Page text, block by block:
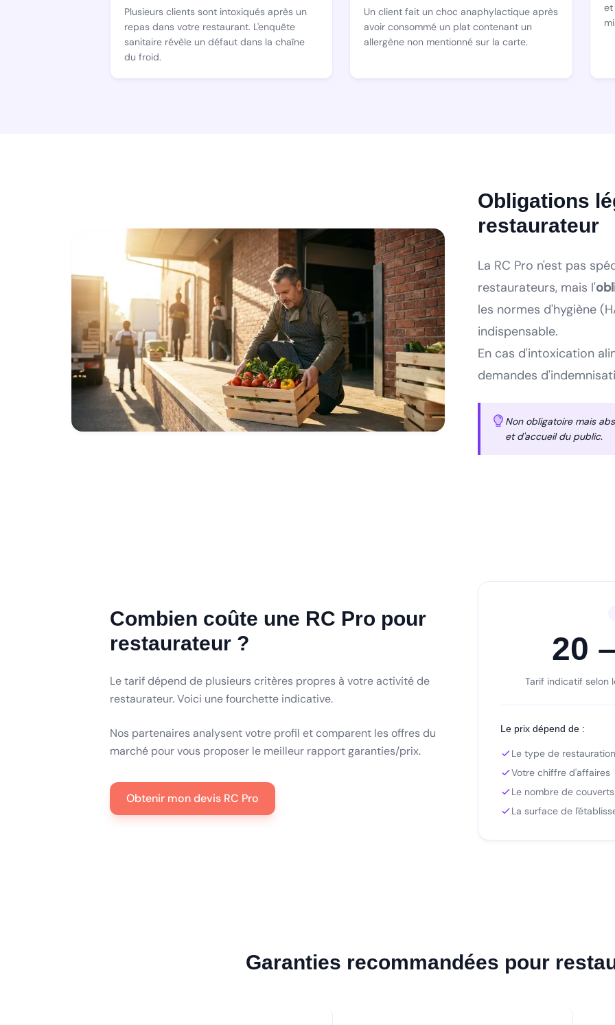
Plusieurs clients sont intoxiqués après un
repas dans votre restaurant. L'enquête
sanitaire révèle un défaut dans la chaîne
du froid.
Un client fait un choc anaphylactique après
avoir consommé un plat contenant un
allergène non mentionné sur la carte.
et
Obligations
restaurateur
La RC Pro n'est pas
restaurateurs, mais l'
les normes d'hygiène
indispensable.
En cas d'intoxication
demandes
Non obligatoire mais
et d'accueil du public.
Combien coûte une RC Pro pour
restaurateur ?
Le tarif dépend de plusieurs critères propres à votre activité de
restaurateur. Voici une fourchette indicative.
Nos partenaires analysent votre profil et comparent les offres du
marché pour vous proposer le meilleur rapport garanties/prix.
Obtenir mon devis RC Pro
20
Tarif indicatif selon
Le prix dépend de :
Le type de
Votre chiffre d'affaires
Le nombre de
La surface de
Garanties recommandées pour